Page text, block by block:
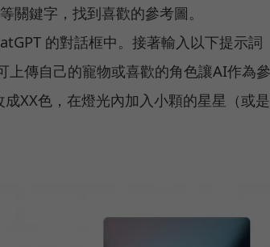
關鍵字，找到喜歡的參考圖。
的對話框中。接著輸入以下提示詞
傳自己的寵物或喜歡的角色讓AI作為
XX色，在燈光內加入小顆的星星（或是